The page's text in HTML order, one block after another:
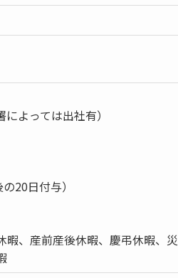
よっては出社有）
20日付与）
暇、産前産後休暇、慶弔休暇、災